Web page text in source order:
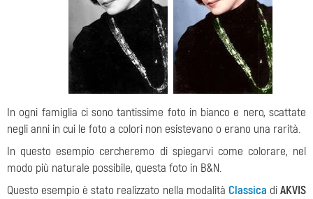
In ogni famiglia ci sono tantissime foto in bianco e nero, scattate
negli anni in cui le foto a colori non esistevano o erano una rarità.
In questo esempio cercheremo di spiegarvi come colorare, nel
modo più naturale possibile, questa foto in B&N.
Questo esempio è stato realizzato nella modalità Classica diAKVIS